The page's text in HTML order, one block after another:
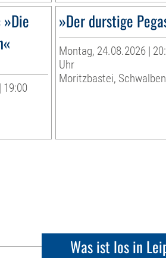
19:00
»Der durstige
Montag, 24.08.2026 |
Uhr
Moritzbastei,
Was ist los in